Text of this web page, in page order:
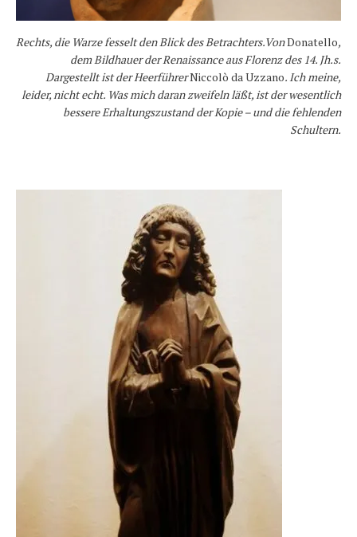
Rechts, die Warze fesselt den Blick des Betrachters.VonDonatello,
dem Bildhauer der Renaissance aus Florenz des 14. Jh.s.
Dargestellt ist der HeerführerNiccolò da Uzzano. Ich meine,
leider, nicht echt. Was mich daran zweifeln läßt, ist der wesentlich
bessere Erhaltungszustand der Kopie – und die fehlenden
Schultern.